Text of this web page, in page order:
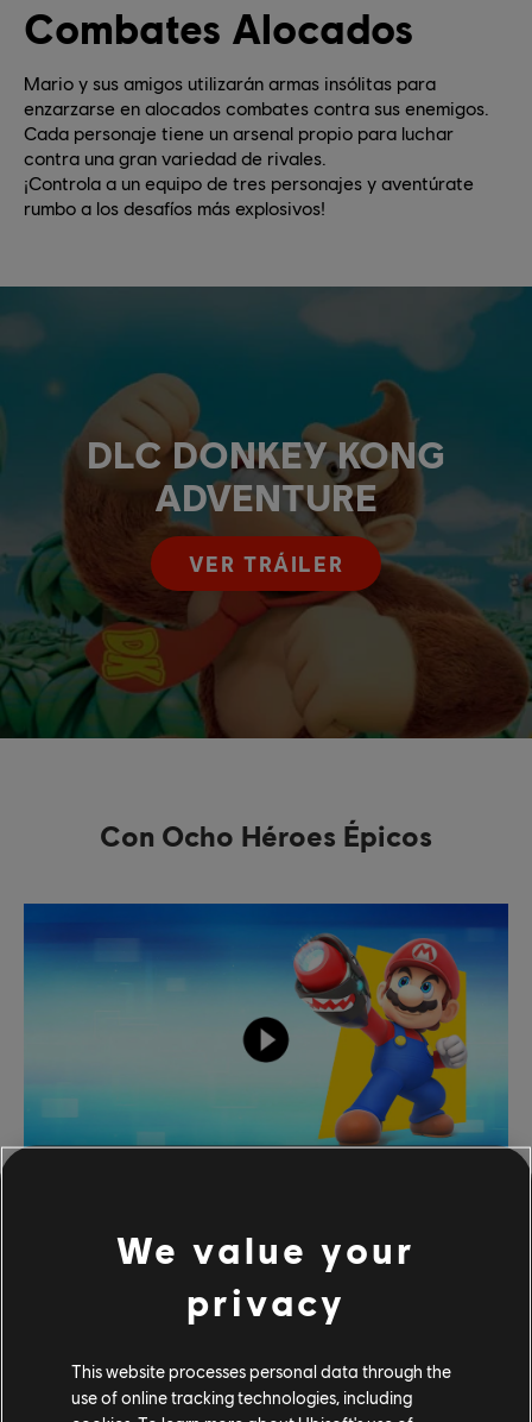
Combates Alocados
Mario y sus amigos utilizarán armas insólitas para
enzarzarse en alocados combates contra sus enemigos.
Cada personaje tiene un arsenal propio para luchar
contra una gran variedad de rivales.
¡Controla a un equipo de tres personajes y aventúrate
rumbo a los desafíos más explosivos!
DLC DONKEY KONG
ADVENTURE
VER TRÁILER
Con Ocho Héroes Épicos
We value your
privacy
This website processes personal data through the
use of online tracking technologies, including